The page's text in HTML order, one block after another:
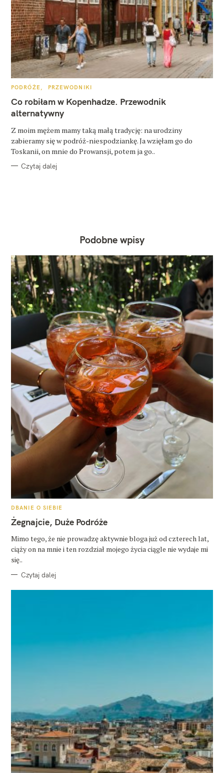
K
T
E
G
O
I
E
PODRÓŻE PRZEWODNIKI
Co robiłam w Kopenhadze. Przewodnik
alternatywny
Z moim mężem mamy taką małą tradycję: na urodziny
zabieramy się w podróż-niespodziankę. Ja wzięłam go do
Toskanii, on mnie do Prowansji, potem ja go..
Czytaj dalej
Podobne wpisy
K
T
E
O
R
I
DBANIE O SIEBIE
Żegnajcie, Duże Podróże
Mimo tego, że nie prowadzę aktywnie bloga już od czterech lat,
ciąży on na mnie i ten rozdział mojego życia ciągle nie wydaje mi
się..
Czytaj dalej